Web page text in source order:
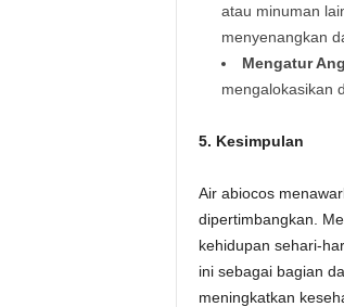
atau minuman
menyenangkan
Mengatur
mengalokasikan
5. Kesimpulan
Air abiocos
dipertimbangkan.
kehidupan sehari-
ini sebagai bagian
meningkatkan